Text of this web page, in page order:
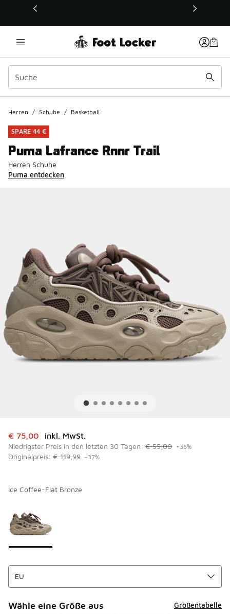
Dieser Link öffnet sich in einem neuen Fenster
Herren / Schuhe / Basketball
SPARE 44 €
Puma Lafrance Rnnr Trail
Herren Schuhe
Puma entdecken
Dieser Artikel ist im Sale. Der Preis ist von auf € 75,00
€ 75,00 inkl. MwSt.
Niedrigster Preis in den letzten 30 Tagen: € 55,00 +36%
Originalpreis: € 119,99 -37%
Ice Coffee-Flat Bronze
Wähle eine Größe aus Größentabelle